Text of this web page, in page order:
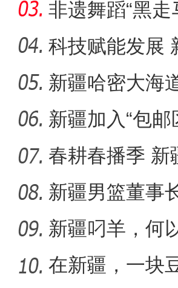
农行
非遗舞蹈“黑
科技赋能发展
新疆哈密大海
新疆加入“包
春耕春播季 新
新疆男篮董事
子独特
新疆叼羊，何
在新疆，一块